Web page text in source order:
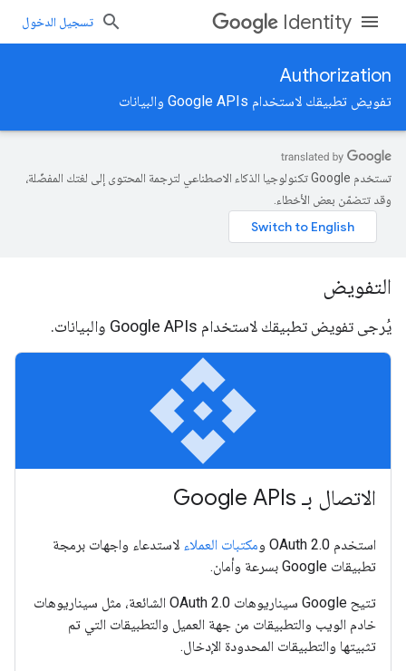
Identity تسجيل الدخول
Authorization
تفويض تطبيقك لاستخدام Google APIs والبيانات
تستخدم Google تكنولوجيا الذكاء الاصطناعي لترجمة المحتوى إلى لغتك المفضّلة،
وقد تتضمّن بعض الأخطاء.
التفويض
يُرجى تفويض تطبيقك لاستخدام Google APIs والبيانات.
api
الاتصال بـ Google APIs
استخدم OAuth 2.0 و مكتبات العملاء لاستدعاء واجهات برمجة
تطبيقات Google بسرعة وأمان.
تتيح Google سيناريوهات OAuth 2.0 الشائعة، مثل سيناريوهات
خادم الويب والتطبيقات من جهة العميل والتطبيقات التي تم
تثبيتها والتطبيقات المحدودة الإدخال.